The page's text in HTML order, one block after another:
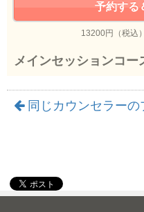
予約する
13200円（税込
メインセッションコー
同じカウンセラーの